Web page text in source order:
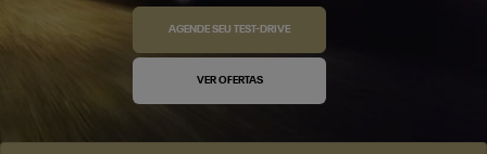
AGENDE SEU TEST-DRIVE
VER OFERTAS